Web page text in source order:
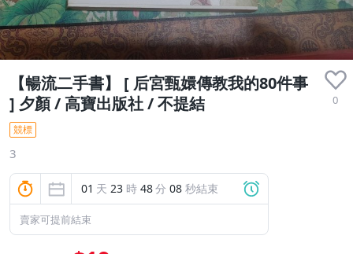
【暢流二手書】 [ 后宮甄嬛傳教我的80件事
] 夕顏 / 高寶出版社 / 不提結
0
競標
3
01 天 23 時 48分 08 秒結束
賣家可提前結束